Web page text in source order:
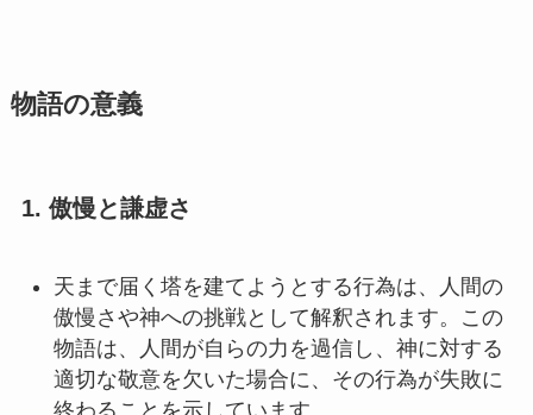
物語の意義
1. 傲慢と謙虚さ
天まで届く塔を建てようとする行為は、人間の
傲慢さや神への挑戦として解釈されます。この
物語は、人間が自らの力を過信し、神に対する
適切な敬意を欠いた場合に、その行為が失敗に